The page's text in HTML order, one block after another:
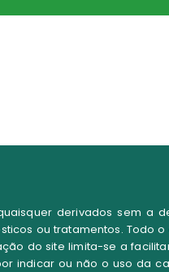
derivados sem a
ou tratamentos. Todo
do site limita-se a
indicar ou não o uso da